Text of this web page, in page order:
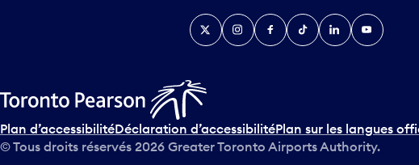
TwitterInstagramFacebook
TikTokLinkedInYouTube
Plan d’accessibilitéDéclaration d’accessibilitéPlan sur les langues
© Tous droits réservés 2026 Greater Toronto Airports Authority.